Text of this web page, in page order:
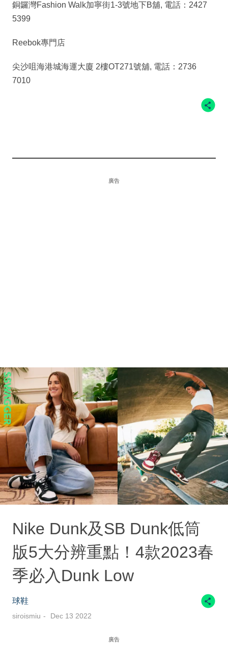
銅鑼灣Fashion Walk加寧街1-3號地下B舖, 電話：2427
5399
Reebok專門店
尖沙咀海港城海運大廈 2樓OT271號舖, 電話：2736
7010
廣告
Nike Dunk及SB Dunk低筒
版5大分辨重點！4款2023春
季必入Dunk Low
球鞋
siroismiu Dec 13 2022
廣告